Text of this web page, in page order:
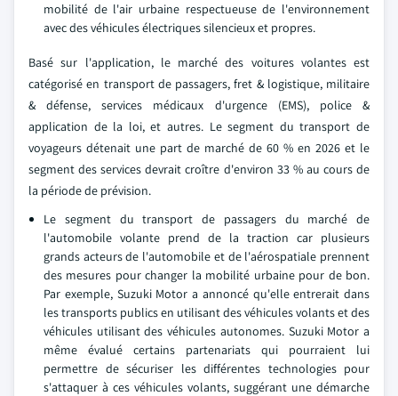
mobilité de l'air urbaine respectueuse de l'environnement
avec des véhicules électriques silencieux et propres.
Basé sur l'application, le marché des voitures volantes est
catégorisé en transport de passagers, fret & logistique, militaire
& défense, services médicaux d'urgence (EMS), police &
application de la loi, et autres. Le segment du transport de
voyageurs détenait une part de marché de 60 % en 2026 et le
segment des services devrait croître d'environ 33 % au cours de
la période de prévision.
Le segment du transport de passagers du marché de
l'automobile volante prend de la traction car plusieurs
grands acteurs de l'automobile et de l'aérospatiale prennent
des mesures pour changer la mobilité urbaine pour de bon.
Par exemple, Suzuki Motor a annoncé qu'elle entrerait dans
les transports publics en utilisant des véhicules volants et des
véhicules utilisant des véhicules autonomes. Suzuki Motor a
même évalué certains partenariats qui pourraient lui
permettre de sécuriser les différentes technologies pour
s'attaquer à ces véhicules volants, suggérant une démarche